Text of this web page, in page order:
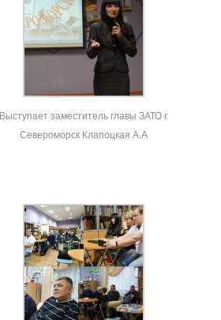
Выступает заместитель главы ЗАТО г.
Североморск Клапоцкая А.А